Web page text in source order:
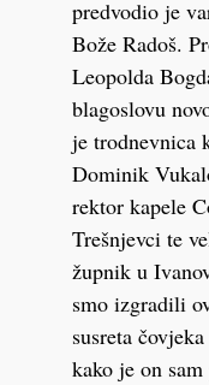
predvodio je
Bože Radoš.
Leopolda
blagoslovu
je trodnevnica
Dominik
rektor kapele
Trešnjevci te
župnik u
smo izgradili
susreta
kako je on